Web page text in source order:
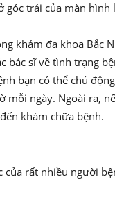
góc trái của màn
khám đa khoa Bắc
bác sĩ về tình trạng
bạn có thể chủ
ngày. Ngoài ra,
khám chữa bệnh.
rất nhiều người